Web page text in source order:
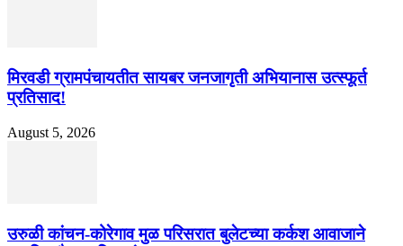
मिरवडी ग्रामपंचायतीत सायबर जनजागृती अभियानास उत्स्फूर्त
प्रतिसाद!
August 5, 2026
उरुळी कांचन-कोरेगाव मुळ परिसरात बुलेटच्या कर्कश आवाजाने